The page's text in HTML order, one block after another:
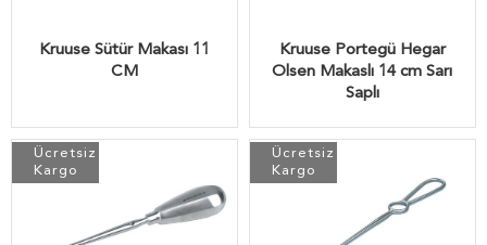
Kruuse Sütür Makası 11
CM
Kruuse Portegü Hegar
Olsen Makaslı 14 cm Sarı
Saplı
Ücretsiz
Kargo
Ücretsiz
Kargo